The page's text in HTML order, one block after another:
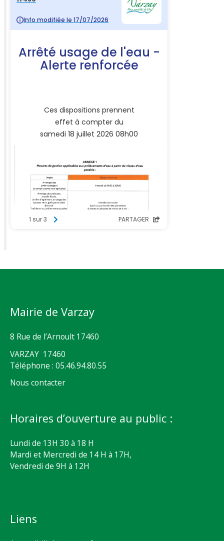
Mairie de Varzay
8 Rue de l’Arnoult 17460
VARZAY 17460
Téléphone : 05.46.94.80.55
Nous contacter
Horaires d’ouverture au public :
Lundi de 13H 30 à 18 H
Mardi et Mercredi de 14 H à 17H,
Vendredi de 9H à 12H
Liens